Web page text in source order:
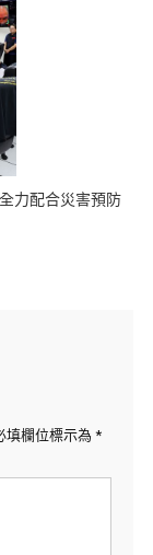
力配合災害預防
填欄位標示為 *